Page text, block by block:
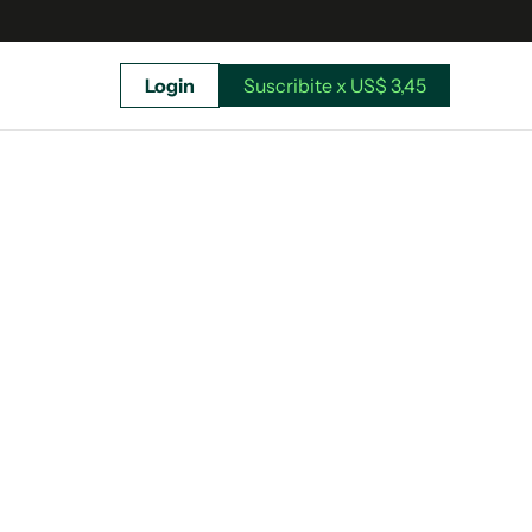
Login Suscribite x US$ 3,45